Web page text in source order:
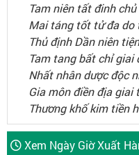
Tam niên tất đinh
Mai táng tốt tử đa do
Thủ định Dần niên
Tam tang bất chỉ giai
Nhất nhân dược độc
Gia môn điền địa giai
Thương khố kim tiền
Xem Ngày Giờ Xuất